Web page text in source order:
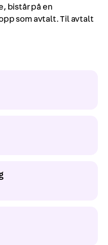
bistår på en
som avtalt. Til avtalt